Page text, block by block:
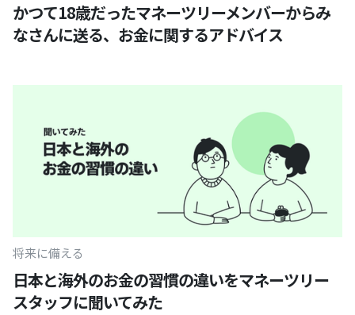
かつて18歳だったマネーツリーメンバーからみ
なさんに送る、お金に関するアドバイス
将来に備える
日本と海外のお金の習慣の違いをマネーツリー
スタッフに聞いてみた